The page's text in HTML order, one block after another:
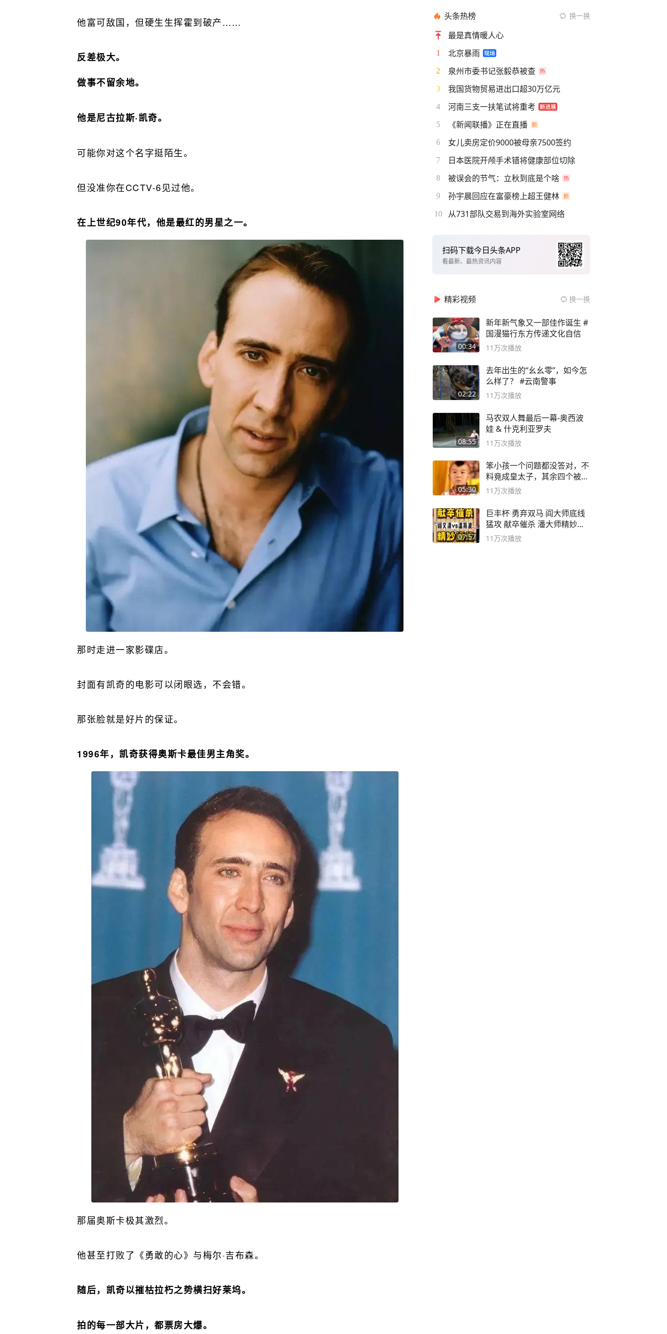
他富可敌国，但硬生生挥霍到破产……
反差极大。
做事不留余地。
他是尼古拉斯·凯奇。
可能你对这个名字挺陌生。
但没准你在CCTV-6见过他。
在上世纪90年代，他是最红的男星之一。
那时走进一家影碟店。
封面有凯奇的电影可以闭眼选，不会错。
那张脸就是好片的保证。
1996年，凯奇获得奥斯卡最佳男主角奖。
那届奥斯卡极其激烈。
他甚至打败了《勇敢的心》与梅尔·吉布森。
随后，凯奇以摧枯拉朽之势横扫好莱坞。
拍的每一部大片，都票房大爆。
头条热榜 换一换
最是真情暖人心
1 北京暴雨
2 泉州市委书记张毅恭被查
3 我国货物贸易进出口超30万亿元
4 河南三支一扶笔试将重考
5 《新闻联播》正在直播
6 女儿卖房定价9000被母亲7500签约
7 日本医院开颅手术错将健康部位切除
8 被误会的节气：立秋到底是个啥
9 孙宇晨回应在富豪榜上超王健林
10 从731部队交易到海外实验室网络
扫码下载今日头条APP
看最新、最热资讯内容
精彩视频 换一换
00:34
新年新气象又一部佳作诞生 #
国漫猫行东方传递文化自信
11万次播放
02:22
去年出生的“幺幺零”，如今怎
么样了？ #云南警事
11万次播放
08:55
马农双人舞最后一幕-奥西波
娃 & 什克利亚罗夫
11万次播放
05:30
笨小孩一个问题都没答对，不
料竟成皇太子，其余四个被处
死
11万次播放
07:57
巨丰杯 勇弃双马 阎大师底线
猛攻 献卒催杀 潘大师精妙入
局
11万次播放